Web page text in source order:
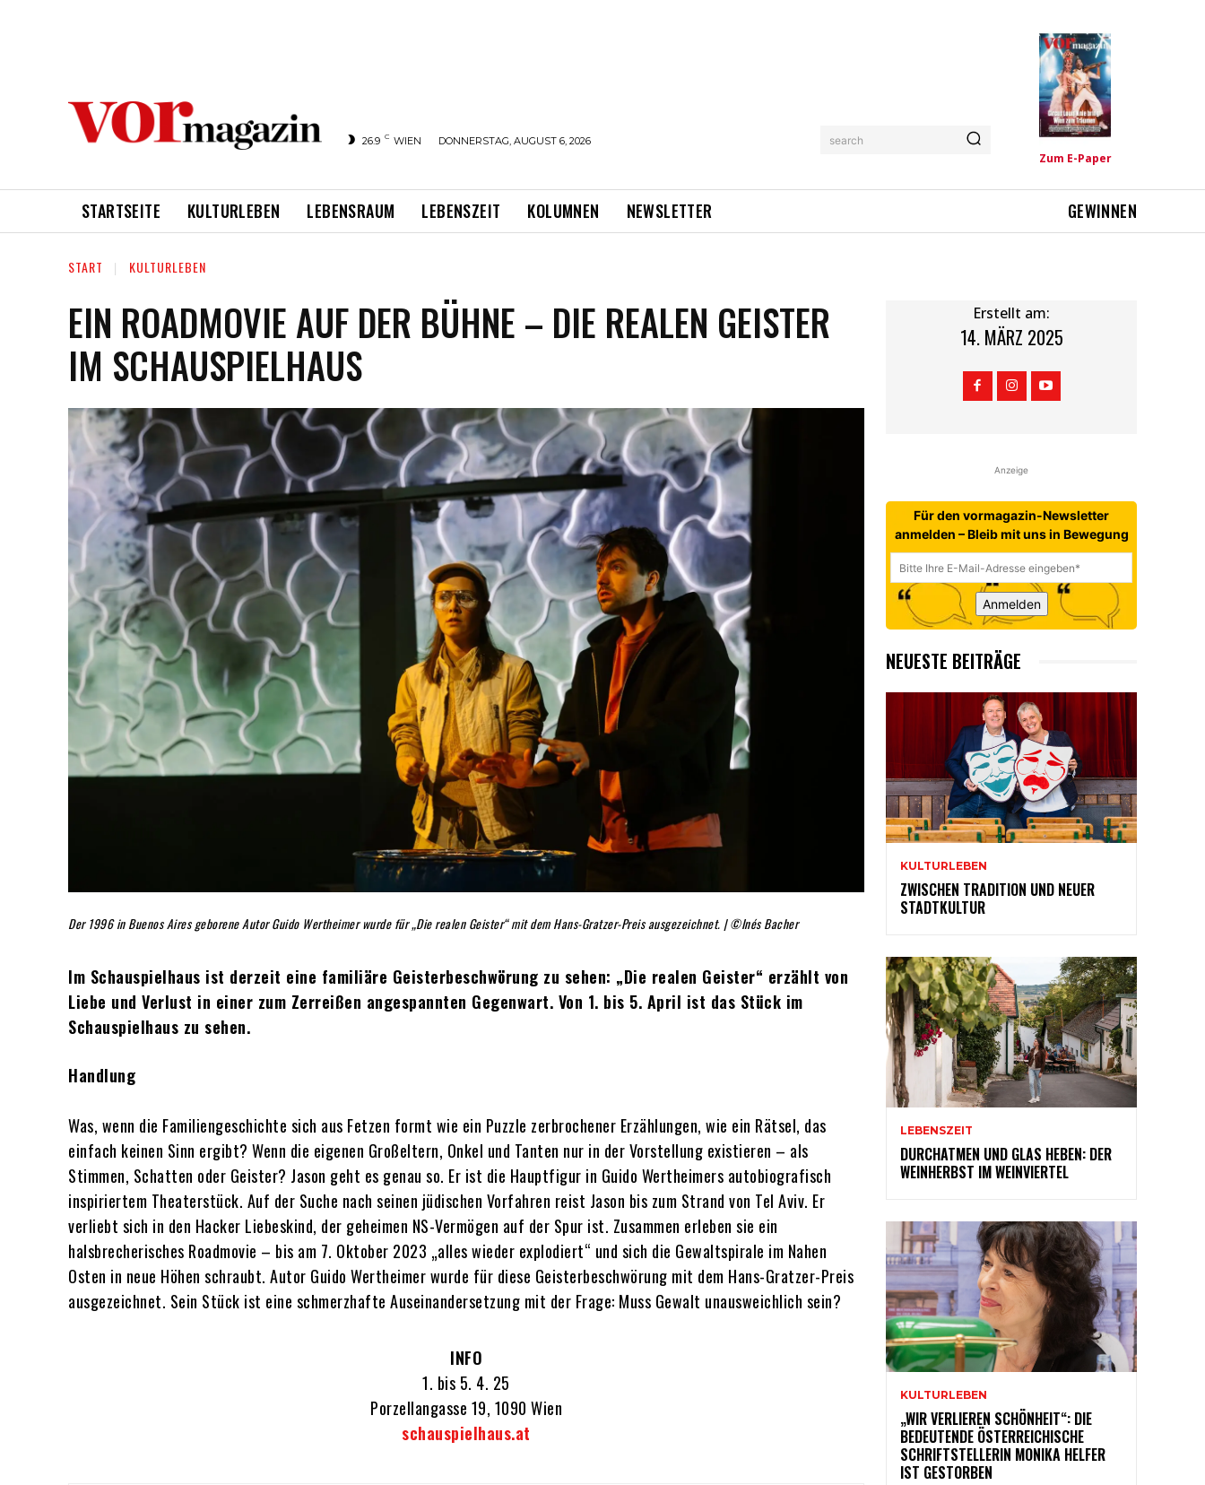
26.9 C WIEN DONNERSTAG, AUGUST 6, 2026 search
Zum E-Paper
STARTSEITE KULTURLEBEN LEBENSRAUM LEBENSZEIT KOLUMNEN NEWSLETTER GEWINNEN
START KULTURLEBEN
EIN ROADMOVIE AUF DER BÜHNE – DIE REALEN GEISTER
IM SCHAUSPIELHAUS
Der 1996 in Buenos Aires geborene Autor Guido Wertheimer wurde für „Die realen Geister“ mit dem Hans-Gratzer-Preis ausgezeichnet. | ©Inés Bacher
Im Schauspielhaus ist derzeit eine familiäre Geisterbeschwörung zu sehen: „Die realen Geister“ erzählt von
Liebe und Verlust in einer zum Zerreißen angespannten Gegenwart. Von 1. bis 5. April ist das Stück im
Schauspielhaus zu sehen.
Handlung
Was, wenn die Familiengeschichte sich aus Fetzen formt wie ein Puzzle zerbrochener Erzählungen, wie ein Rätsel, das
einfach keinen Sinn ergibt? Wenn die eigenen Großeltern, Onkel und Tanten nur in der Vorstellung existieren – als
Stimmen, Schatten oder Geister? Jason geht es genau so. Er ist die Hauptfigur in Guido Wertheimers autobiografisch
inspiriertem Theaterstück. Auf der Suche nach seinen jüdischen Vorfahren reist Jason bis zum Strand von Tel Aviv. Er
verliebt sich in den Hacker Liebeskind, der geheimen NS-Vermögen auf der Spur ist. Zusammen erleben sie ein
halsbrecherisches Roadmovie – bis am 7. Oktober 2023 „alles wieder explodiert“ und sich die Gewaltspirale im Nahen
Osten in neue Höhen schraubt. Autor Guido Wertheimer wurde für diese Geisterbeschwörung mit dem Hans-Gratzer-Preis
ausgezeichnet. Sein Stück ist eine schmerzhafte Auseinandersetzung mit der Frage: Muss Gewalt unausweichlich sein?
INFO
1. bis 5. 4. 25
Porzellangasse 19, 1090 Wien
schauspielhaus.at
Erstellt am:
14. MÄRZ 2025
Anzeige
Für den vormagazin-Newsletter
anmelden – Bleib mit uns in Bewegung
Anmelden
NEUESTE BEITRÄGE
KULTURLEBEN
ZWISCHEN TRADITION UND NEUER
STADTKULTUR
LEBENSZEIT
DURCHATMEN UND GLAS HEBEN: DER
WEINHERBST IM WEINVIERTEL
KULTURLEBEN
„WIR VERLIEREN SCHÖNHEIT“: DIE
BEDEUTENDE ÖSTERREICHISCHE
SCHRIFTSTELLERIN MONIKA HELFER
IST GESTORBEN